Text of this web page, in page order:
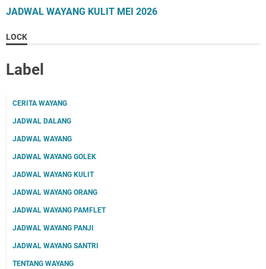
JADWAL WAYANG KULIT MEI 2026
LOCK
Label
CERITA WAYANG
JADWAL DALANG
JADWAL WAYANG
JADWAL WAYANG GOLEK
JADWAL WAYANG KULIT
JADWAL WAYANG ORANG
JADWAL WAYANG PAMFLET
JADWAL WAYANG PANJI
JADWAL WAYANG SANTRI
TENTANG WAYANG